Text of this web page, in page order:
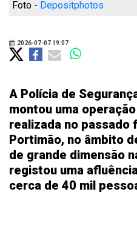
Foto - Depositphotos
2026-07-07 19:07
A Polícia de
montou uma
realizada no passado
Portimão, no âmbito
de grande dimensão
registou uma
cerca de 40 mil